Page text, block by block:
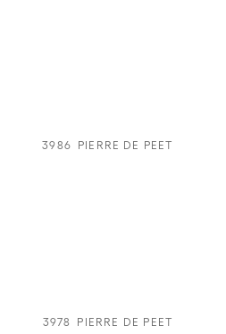
3986 PIERRE DE PEET
3978 PIERRE DE PEET